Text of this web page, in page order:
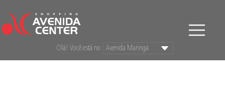
Olá! Você está no